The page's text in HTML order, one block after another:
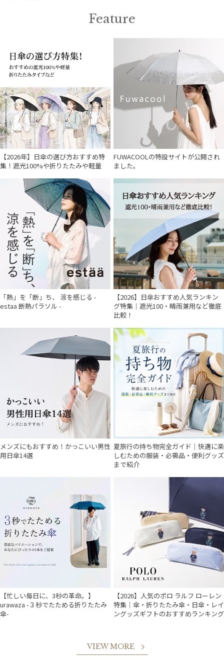
件
Feature
【2026年】日傘の選び方おすすめ特
集！遮光100%や折りたたみや軽量
FUWACOOLの特設サイトが公開され
ました。
「熱」を「断」ち、 涼を感じる -
estaa 断熱パラソル -
【2026】日傘おすすめ人気ランキン
グ特集｜遮光100・晴雨兼用など徹底
比較！
メンズにもおすすめ！かっこいい男性
用日傘14選
夏旅行の持ち物完全ガイド｜快適に楽
しむための服装・必需品・便利グッズ
まで紹介
【忙しい毎日に、3秒の革命。】
urawaza -３秒でたためる折りたたみ
傘-
【2026】人気のポロ ラルフ ローレン
特集｜傘・折りたたみ傘・日傘・レイ
ングッズギフトのおすすめランキング
VIEW MORE